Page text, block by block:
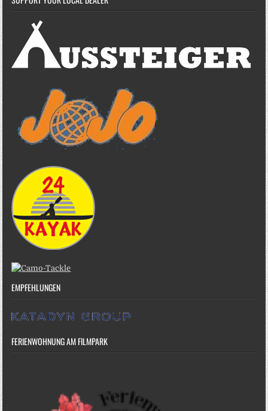
EMPFEHLUNGEN
FERIENWOHNUNG AM FILMPARK